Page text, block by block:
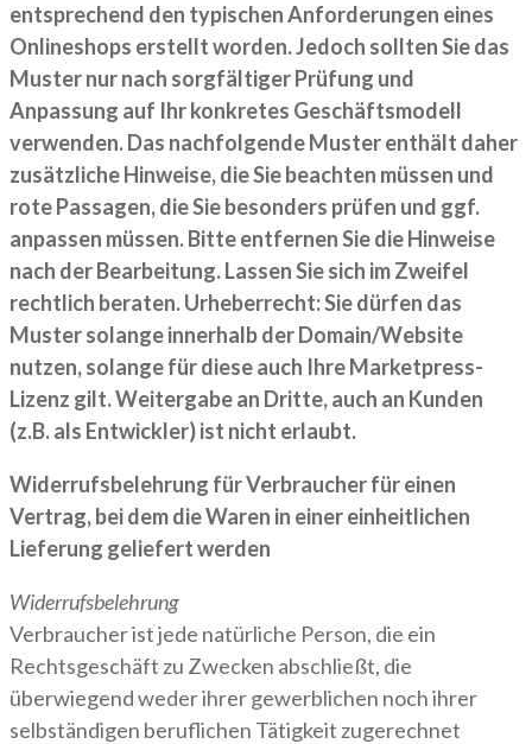
entsprechend den typischen Anforderungen eines
Onlineshops erstellt worden. Jedoch sollten Sie das
Muster nur nach sorgfältiger Prüfung und
Anpassung auf Ihr konkretes Geschäftsmodell
verwenden. Das nachfolgende Muster enthält daher
zusätzliche Hinweise, die Sie beachten müssen und
rote Passagen, die Sie besonders prüfen und ggf.
anpassen müssen. Bitte entfernen Sie die Hinweise
nach der Bearbeitung. Lassen Sie sich im Zweifel
rechtlich beraten. Urheberrecht: Sie dürfen das
Muster solange innerhalb der Domain/Website
nutzen, solange für diese auch Ihre Marketpress-
Lizenz gilt. Weitergabe an Dritte, auch an Kunden
(z.B. als Entwickler) ist nicht erlaubt.
Widerrufsbelehrung für Verbraucher für einen
Vertrag, bei dem die Waren in einer einheitlichen
Lieferung geliefert werden
Widerrufsbelehrung
Verbraucher ist jede natürliche Person, die ein
Rechtsgeschäft zu Zwecken abschließt, die
überwiegend weder ihrer gewerblichen noch ihrer
selbständigen beruflichen Tätigkeit zugerechnet